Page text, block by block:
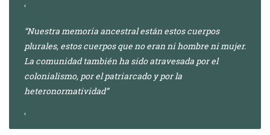
“Nuestra memoria ancestral están estos cuerpos
plurales, estos cuerpos que no eran ni hombre ni mujer.
La comunidad también ha sido atravesada por el
colonialismo, por el patriarcado y por la
heteronormatividad”